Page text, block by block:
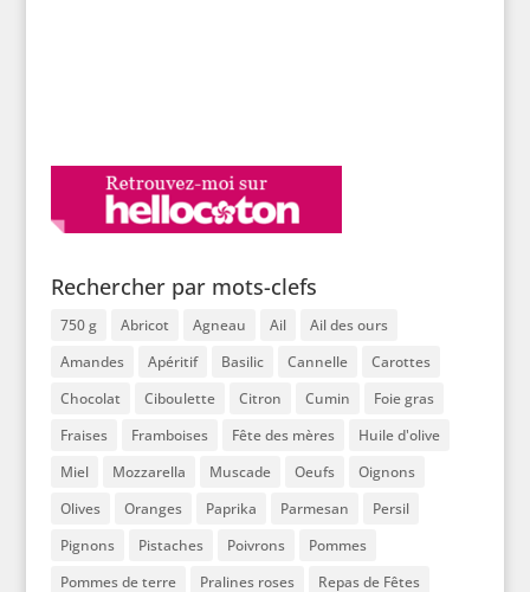
Rechercher par mots-clefs
750 g Abricot Agneau Ail
Ail des ours
Amandes
Apéritif Basilic Cannelle
Carottes
Chocolat
Ciboulette Citron Cumin
Foie gras
Fraises
Framboises Fête des mères
Huile d'olive
Miel
Mozzarella Muscade Oeufs
Oignons
Olives
Oranges Paprika Parmesan
Persil
Pignons
Pistaches Poivrons
Pommes
Pommes de terre
Pralines roses
Repas de Fêtes